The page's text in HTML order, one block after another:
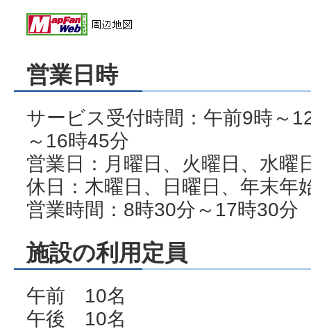
営業日時
サービス受付時間：午前9時
～16時45分
営業日：月曜日、火曜日、水曜
休日：木曜日、日曜日、年末年
営業時間：8時30分～17時30分
施設の利用定員
午前 10名
午後 10名